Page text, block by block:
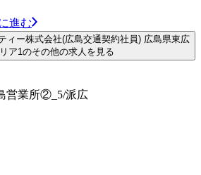
進む
ィー株式会社(広島交通契約社員) 広島県東広
ア1のその他の求人を見る
営業所②_5/派広